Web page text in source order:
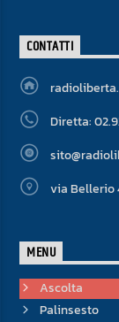
CONTATTI
Diretta:
via Bellerio
MENU
Ascolta
Palinsesto